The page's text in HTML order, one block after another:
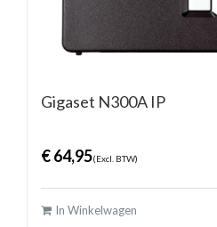
Gigaset N300A IP
€64,95(Excl. BTW)
In Winkelwagen